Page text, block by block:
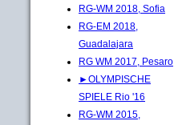
RG-WM 2018, Sofia
RG-EM 2018,
Guadalajara
RG WM 2017, Pesaro
►OLYMPISCHE
SPIELE Rio '16
RG-WM 2015,